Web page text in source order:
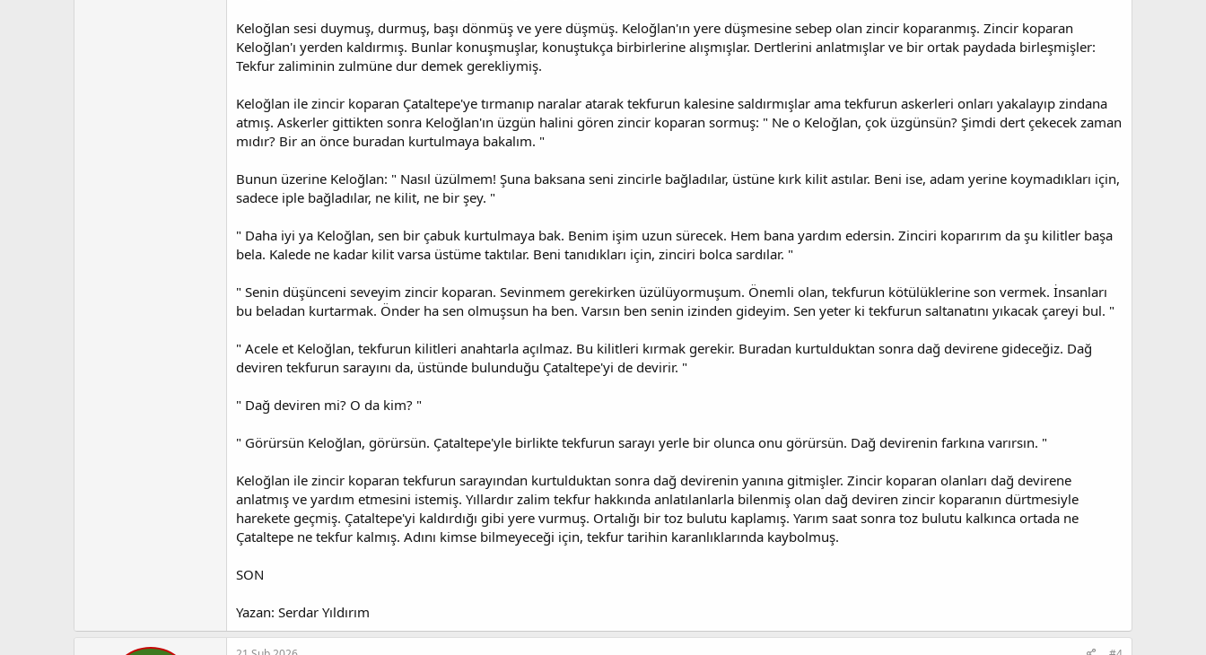
Keloğlan sesi duymuş, durmuş, başı dönmüş ve yere düşmüş. Keloğlan'ın yere düşmesine sebep olan zincir koparanmış. Zincir koparan
Keloğlan'ı yerden kaldırmış. Bunlar konuşmuşlar, konuştukça birbirlerine alışmışlar. Dertlerini anlatmışlar ve bir ortak paydada birleşmişler:
Tekfur zaliminin zulmüne dur demek gerekliymiş.
Keloğlan ile zincir koparan Çataltepe'ye tırmanıp naralar atarak tekfurun kalesine saldırmışlar ama tekfurun askerleri onları yakalayıp zindana
atmış. Askerler gittikten sonra Keloğlan'ın üzgün halini gören zincir koparan sormuş: " Ne o Keloğlan, çok üzgünsün? Şimdi dert çekecek zaman
mıdır? Bir an önce buradan kurtulmaya bakalım. "
Bunun üzerine Keloğlan: " Nasıl üzülmem! Şuna baksana seni zincirle bağladılar, üstüne kırk kilit astılar. Beni ise, adam yerine koymadıkları için,
sadece iple bağladılar, ne kilit, ne bir şey. "
" Daha iyi ya Keloğlan, sen bir çabuk kurtulmaya bak. Benim işim uzun sürecek. Hem bana yardım edersin. Zinciri koparırım da şu kilitler başa
bela. Kalede ne kadar kilit varsa üstüme taktılar. Beni tanıdıkları için, zinciri bolca sardılar. "
" Senin düşünceni seveyim zincir koparan. Sevinmem gerekirken üzülüyormuşum. Önemli olan, tekfurun kötülüklerine son vermek. İnsanları
bu beladan kurtarmak. Önder ha sen olmuşsun ha ben. Varsın ben senin izinden gideyim. Sen yeter ki tekfurun saltanatını yıkacak çareyi bul. "
" Acele et Keloğlan, tekfurun kilitleri anahtarla açılmaz. Bu kilitleri kırmak gerekir. Buradan kurtulduktan sonra dağ devirene gideceğiz. Dağ
deviren tekfurun sarayını da, üstünde bulunduğu Çataltepe'yi de devirir. "
" Dağ deviren mi? O da kim? "
" Görürsün Keloğlan, görürsün. Çataltepe'yle birlikte tekfurun sarayı yerle bir olunca onu görürsün. Dağ devirenin farkına varırsın. "
Keloğlan ile zincir koparan tekfurun sarayından kurtulduktan sonra dağ devirenin yanına gitmişler. Zincir koparan olanları dağ devirene
anlatmış ve yardım etmesini istemiş. Yıllardır zalim tekfur hakkında anlatılanlarla bilenmiş olan dağ deviren zincir koparanın dürtmesiyle
harekete geçmiş. Çataltepe'yi kaldırdığı gibi yere vurmuş. Ortalığı bir toz bulutu kaplamış. Yarım saat sonra toz bulutu kalkınca ortada ne
Çataltepe ne tekfur kalmış. Adını kimse bilmeyeceği için, tekfur tarihin karanlıklarında kaybolmuş.
SON
Yazan: Serdar Yıldırım